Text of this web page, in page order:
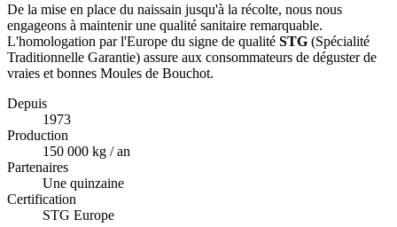
De la mise en place du naissain jusqu'à la récolte, nous nous
engageons à maintenir une qualité sanitaire remarquable.
L'homologation par l'Europe du signe de qualité STG (Spécialité
Traditionnelle Garantie) assure aux consommateurs de déguster de
vraies et bonnes Moules de Bouchot.
Depuis
1973
Production
150 000 kg / an
Partenaires
Une quinzaine
Certification
STG Europe